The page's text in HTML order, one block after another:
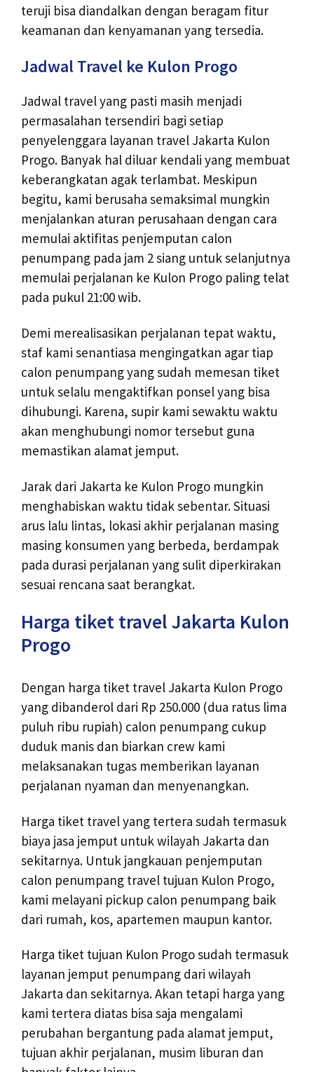
teruji bisa diandalkan dengan beragam fitur
keamanan dan kenyamanan yang tersedia.
Jadwal Travel ke Kulon Progo
Jadwal travel yang pasti masih menjadi
permasalahan tersendiri bagi setiap
penyelenggara layanan travel Jakarta Kulon
Progo. Banyak hal diluar kendali yang membuat
keberangkatan agak terlambat. Meskipun
begitu, kami berusaha semaksimal mungkin
menjalankan aturan perusahaan dengan cara
memulai aktifitas penjemputan calon
penumpang pada jam 2 siang untuk selanjutnya
memulai perjalanan ke Kulon Progo paling telat
pada pukul 21:00 wib.
Demi merealisasikan perjalanan tepat waktu,
staf kami senantiasa mengingatkan agar tiap
calon penumpang yang sudah memesan tiket
untuk selalu mengaktifkan ponsel yang bisa
dihubungi. Karena, supir kami sewaktu waktu
akan menghubungi nomor tersebut guna
memastikan alamat jemput.
Jarak dari Jakarta ke Kulon Progo mungkin
menghabiskan waktu tidak sebentar. Situasi
arus lalu lintas, lokasi akhir perjalanan masing
masing konsumen yang berbeda, berdampak
pada durasi perjalanan yang sulit diperkirakan
sesuai rencana saat berangkat.
Harga tiket travel Jakarta Kulon
Progo
Dengan harga tiket travel Jakarta Kulon Progo
yang dibanderol dari Rp 250.000 (dua ratus lima
puluh ribu rupiah) calon penumpang cukup
duduk manis dan biarkan crew kami
melaksanakan tugas memberikan layanan
perjalanan nyaman dan menyenangkan.
Harga tiket travel yang tertera sudah termasuk
biaya jasa jemput untuk wilayah Jakarta dan
sekitarnya. Untuk jangkauan penjemputan
calon penumpang travel tujuan Kulon Progo,
kami melayani pickup calon penumpang baik
dari rumah, kos, apartemen maupun kantor.
Harga tiket tujuan Kulon Progo sudah termasuk
layanan jemput penumpang dari wilayah
Jakarta dan sekitarnya. Akan tetapi harga yang
kami tertera diatas bisa saja mengalami
perubahan bergantung pada alamat jemput,
tujuan akhir perjalanan, musim liburan dan